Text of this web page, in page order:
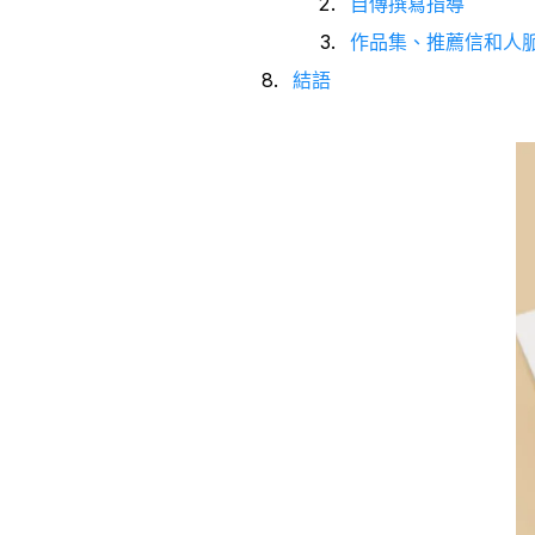
作品集、推薦信和人
結語